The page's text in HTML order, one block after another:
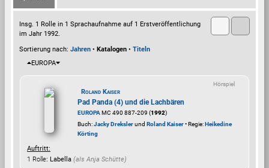
Insg. 1 Rolle in 1 Sprachaufnahme auf 1 Erstveröffentlichung
im Jahr 1992.
Sortierung nach: Jahren • Katalogen • Titeln
EUROPA
Hörspiel
Roland Kaiser
Pad Panda (4) und die Lachbären
EUROPAMC 490 887-209 (1992)
Buch:Jacky Drekslerund Roland Kaiser• Regie:Heikedine
Körting
Auftritt:
1 Rolle: Labella (als Anja Schütte)